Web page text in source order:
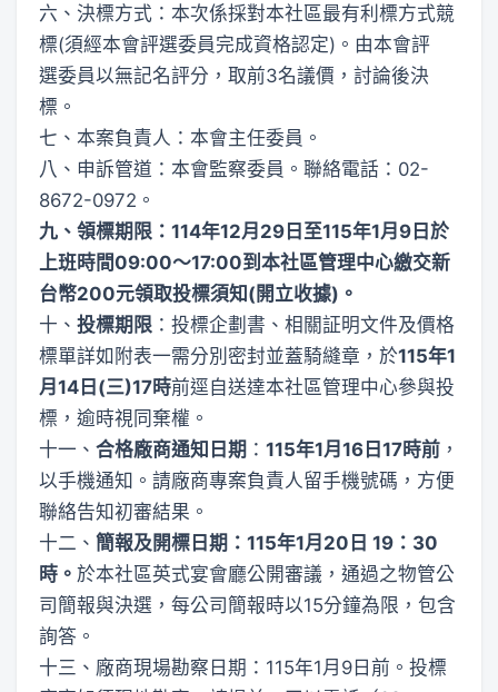
六、決標方式：本次係採對本社區最有利標方式競
標(須經本會評選委員完成資格認定)。由本會評
選委員以無記名評分，取前3名議價，討論後決
標。
七、本案負責人：本會主任委員。
八、申訴管道：本會監察委員。聯絡電話：02-
8672-0972。
九、領標期限：114年12月29日至115年1月9日於
上班時間09:00～17:00到本社區管理中心繳交新
台幣200元領取投標須知(開立收據)。
十、 投標期限 ：投標企劃書、相關証明文件及價格
標單詳如附表一需分別密封並蓋騎縫章，於115年1
月14日 (三)17時前逕自送達本社區管理中心參與投
標，逾時視同棄權。
十一、 合格廠商通知日期 ： 115年1月16日 17時前 ，
以手機通知。請廠商專案負責人留手機號碼，方便
聯絡告知初審結果。
十二、 簡報及開標日期：115年1月20日 19：30
時 。 於本社區英式宴會廳公開審議，通過之物管公
司簡報與決選，每公司簡報時以15分鐘為限，包含
詢答。
十三、廠商現場勘察日期：115年1月9日前。投標